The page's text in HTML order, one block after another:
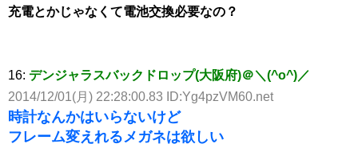
充電とかじゃなくて電池交換必要なの？
16: デンジャラスバックドロップ(大阪府)＠＼(^o^)／
2014/12/01(月) 22:28:00.83 ID:Yg4pzVM60.net
時計なんかはいらないけど
フレーム変えれるメガネは欲しい